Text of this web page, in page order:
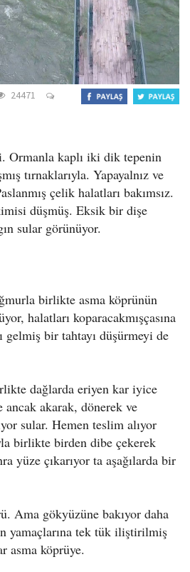
24471
Ormanla kaplı iki dik tepenin
tırnaklarıyla. Yapayalnız ve
çelik halatları bakımsız.
düşmüş. Eksik bir dişe
sular görünüyor.
birlikte asma köprünün
halatları koparacakmışçasına
gelmiş bir tahtayı düşürmeyi de
dağlarda eriyen kar iyice
ancak akarak, dönerek ve
sular. Hemen teslim alıyor
birlikte birden dibe çekerek
yüze çıkarıyor ta aşağılarda bir
Ama gökyüzüne bakıyor daha
yamaçlarına tek tük iliştirilmiş
asma köprüye.